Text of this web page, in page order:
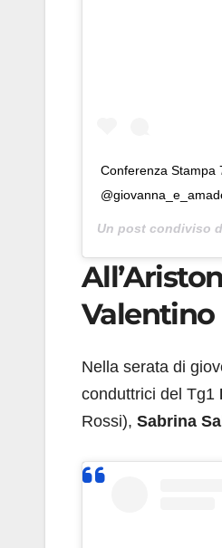
Conferenza Stampa
Un post condiviso
Valentino
Nella serata di
conduttrici del Tg1
Rossi), Sabrina